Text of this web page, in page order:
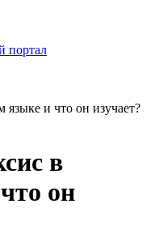
портал
языке и что он изучает?
в
он